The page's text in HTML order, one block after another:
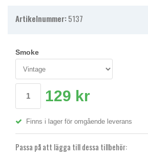
Artikelnummer:5137
Smoke
129 kr
Finns i lager för omgående leverans
Passa på att lägga till dessa tillbehör: